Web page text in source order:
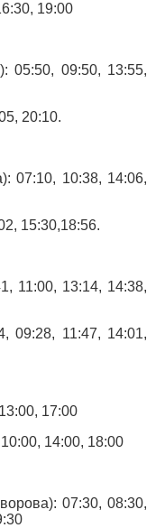
19:00
05:50, 09:50, 13:55,
20:10.
07:10, 10:38, 14:06,
15:30,18:56.
11:00, 13:14, 14:38,
09:28, 11:47, 14:01,
17:00
10:00, 14:00, 18:00
07:30, 08:30,